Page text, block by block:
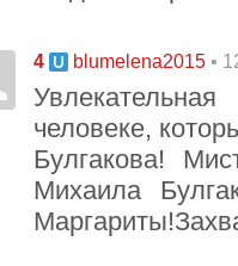
4 blumelena2015 •
человеке,
Булгакова!
Михаила